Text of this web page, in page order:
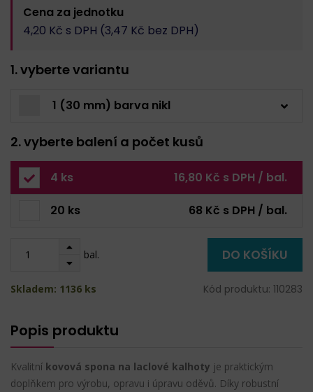
Cena za jednotku
4,20 Kč s DPH (3,47 Kč bez DPH)
1. vyberte variantu
1 (30 mm) barva nikl
2. vyberte balení a počet kusů
4 ks 16,80 Kč s DPH / bal.
20 ks 68 Kč s DPH / bal.
bal. DO KOŠÍKU
Skladem: 1136 ks Kód produktu: 110283
Popis produktu
Kvalitní kovová spona na laclové kalhoty je praktickým
doplňkem pro výrobu, opravu i úpravu oděvů. Díky robustní